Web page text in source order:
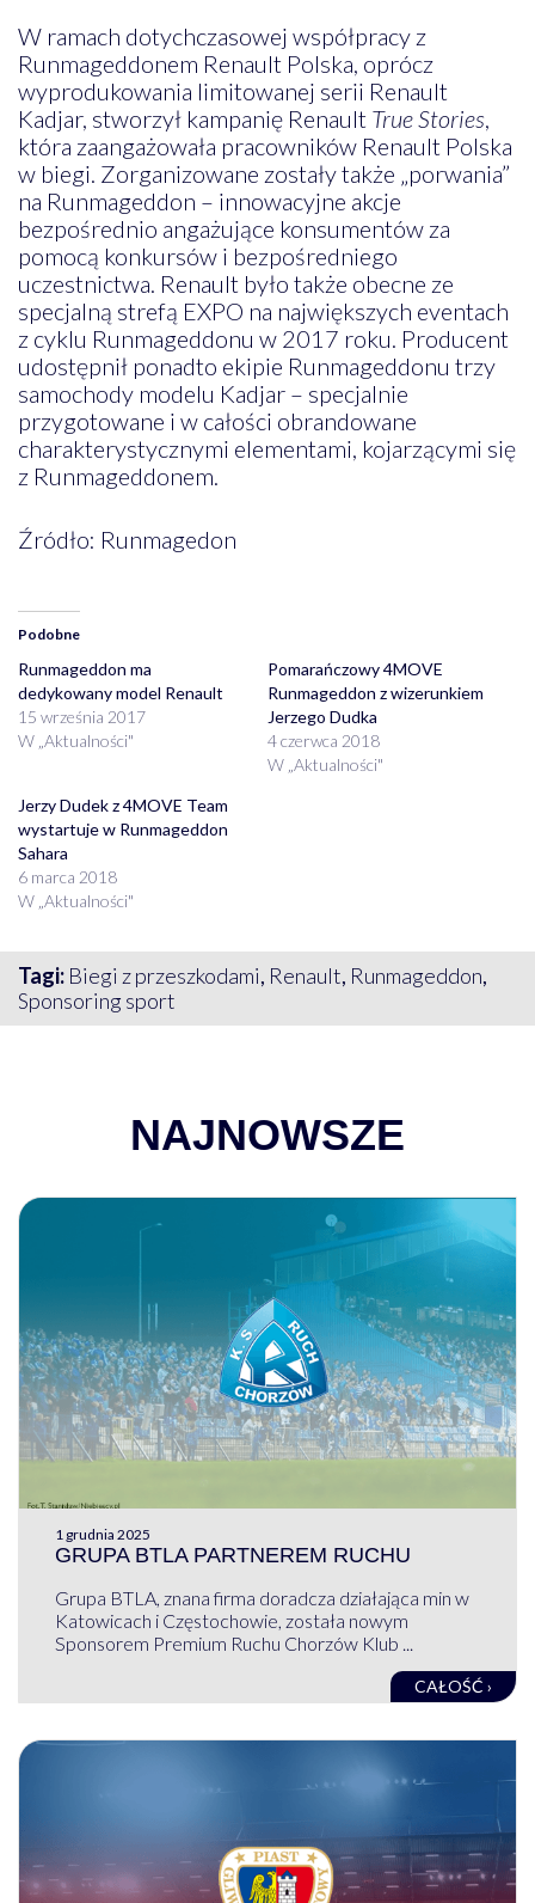
W ramach dotychczasowej współpracy z
Runmageddonem Renault Polska, oprócz
wyprodukowania limitowanej serii Renault
Kadjar, stworzył kampanię Renault True Stories,
która zaangażowała pracowników Renault Polska
w biegi. Zorganizowane zostały także „porwania”
na Runmageddon – innowacyjne akcje
bezpośrednio angażujące konsumentów za
pomocą konkursów i bezpośredniego
uczestnictwa. Renault było także obecne ze
specjalną strefą EXPO na największych eventach
z cyklu Runmageddonu w 2017 roku. Producent
udostępnił ponadto ekipie Runmageddonu trzy
samochody modelu Kadjar – specjalnie
przygotowane i w całości obrandowane
charakterystycznymi elementami, kojarzącymi się
z Runmageddonem.
Źródło: Runmagedon
Podobne
Runmageddon ma
dedykowany model Renault
15 września 2017
W „Aktualności"
Pomarańczowy 4MOVE
Runmageddon z wizerunkiem
Jerzego Dudka
4 czerwca 2018
W „Aktualności"
Jerzy Dudek z 4MOVE Team
wystartuje w Runmageddon
Sahara
6 marca 2018
W „Aktualności"
Tagi: Biegi z przeszkodami, Renault, Runmageddon,
Sponsoring sport
NAJNOWSZE
1 grudnia 2025
GRUPA BTLA PARTNEREM RUCHU
Grupa BTLA, znana firma doradcza działająca min w
Katowicach i Częstochowie, została nowym
Sponsorem Premium Ruchu Chorzów Klub ...
CAŁOŚĆ ›